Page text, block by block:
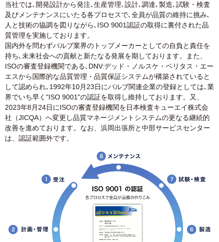
当社では､開発設計から発注､生産管理､設計､調達､製造､試験・検査
及びメンテナンスにいたる各プロセスで､全員が品質の維持に挑み､
人と技術の協調を図りながら､ISO 9001認証の取得に裏付された品
質管理を実施しております。
国内外を問わずバルブ業界のトップメーカーとしての自負と責任を
持ち､未来社会への貢献と新たなる発展を期しております。また、
ISOの審査登録機関である､DNV:デッド・ノルスケ・ベリタス・エー
エスから国際的な品質管理・品質保証システムが構築されていると
して認められ､1992年10月23日にバルブ関連企業の登録としては､業
界でいち早く"ISO 9001"の認証を取得し維持しております。又、
2023年8月24日にISOの審査登録機関を日本検査キューエイ株式会
社（JICQA）へ変更し品質マネージメントシステムの更なる継続的
改善を進めております。なお、浜岡出張所と中部サービスセンター
は、認証範囲外です。